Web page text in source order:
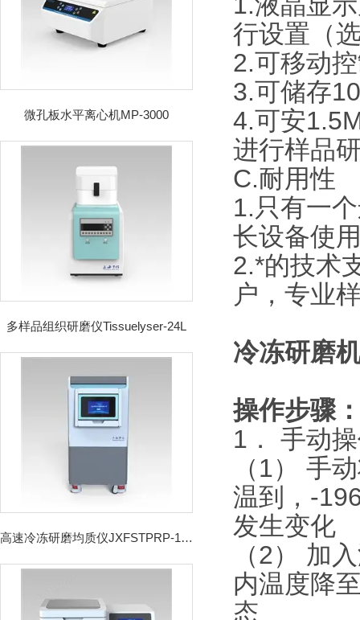
微孔板水平离心机MP-3000
多样品组织研磨仪Tissuelyser-24L
高速冷冻研磨均质仪JXFSTPRP-192CL
行设置（
2.可移动
3.可储存
4.可安
进行样品
C.耐用性
1.只有一
长设备使
2.*的技术
户，专业
冷冻研磨
操作步骤
1． 手动
（1） 手
温到，-
发生变化
（2） 加
内温度降
态